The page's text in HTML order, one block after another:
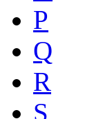
P
Q
R
S